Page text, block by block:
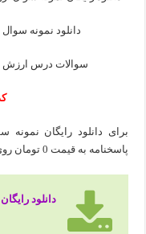
دانلود نمونه
سوالات درس ارزش های
پاسخنامه به قیمت 0 تومان روی لینک زیر کلیک کنید
دانلود